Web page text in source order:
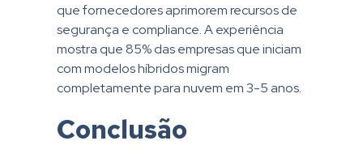
que fornecedores aprimorem recursos de
segurança e compliance. A experiência
mostra que 85% das empresas que iniciam
com modelos híbridos migram
completamente para nuvem em 3-5 anos.
Conclusão